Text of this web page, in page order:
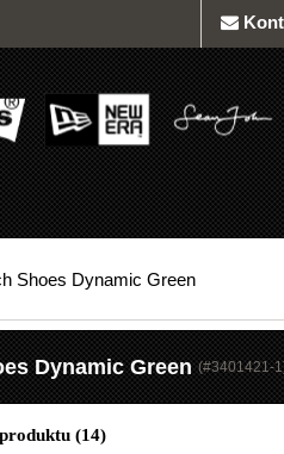
Shoes Dynamic Green
Dynamic Green (#3401421-1
(14)